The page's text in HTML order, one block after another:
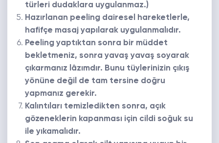
türleri dudaklara uygulanmaz.)
Hazırlanan peeling dairesel hareketlerle,
hafifçe masaj yapılarak uygulanmalıdır.
Peeling yaptıktan sonra bir müddet
bekletmeniz, sonra yavaş yavaş soyarak
çıkarmanız lâzımdır. Bunu tüylerinizin çıkış
yönüne değil de tam tersine doğru
yapmanız gerekir.
Kalıntıları temizledikten sonra, açık
gözeneklerin kapanması için cildi soğuk su
ile yıkamalıdır.